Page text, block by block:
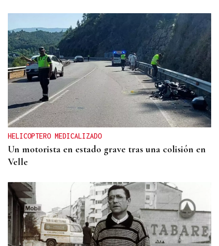
HELICOPTERO MEDICALIZADO
Un motorista en estado grave tras una colisión en
Velle